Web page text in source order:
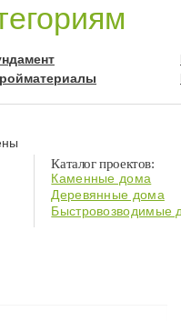
Каталог проектов:
Каменные дома
Деревянные дома
Быстровозводимые